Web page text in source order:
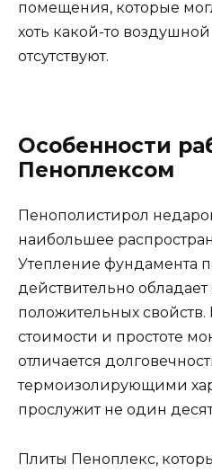
помещения, которые
хоть какой-то
отсутствуют.
Особенности
Пеноплексом
Пенополистирол
наибольшее
Утепление фундамента
действительно
положительных
стоимости и простоте
отличается
термоизолирующими
прослужит не один
Плиты Пеноплекс,